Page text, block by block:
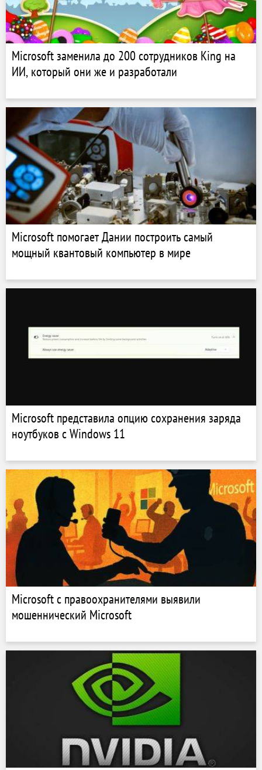
Microsoft заменила до 200 сотрудников King на
ИИ, который они же и разработали
Microsoft помогает Дании построить самый
мощный квантовый компьютер в мире
Microsoft представила опцию сохранения заряда
ноутбуков с Windows 11
Microsoft с правоохранителями выявили
мошеннический Microsoft